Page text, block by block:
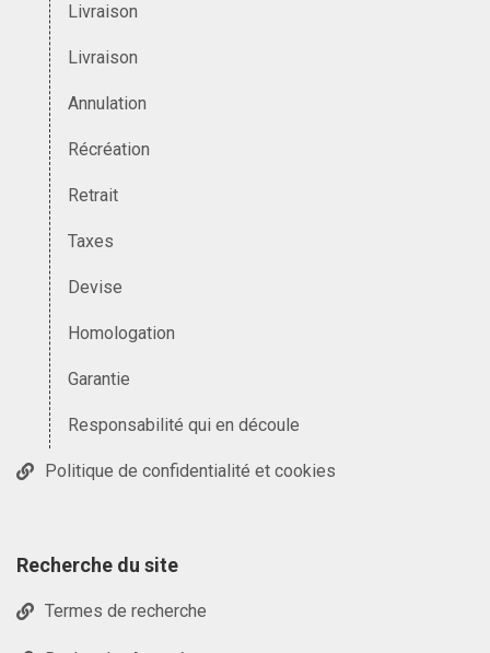
Livraison
Livraison
Annulation
Récréation
Retrait
Taxes
Devise
Homologation
Garantie
Responsabilité qui en découle
Politique de confidentialité et cookies
Recherche du site
Termes de recherche